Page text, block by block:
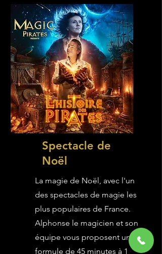
Spectacle de
Noël
La magie de Noël, avec l'un
des spectacles de magie les
plus populaires de France.
Alphonse le magicien et son
équipe vous proposent une
formule de 45 minutes à 1